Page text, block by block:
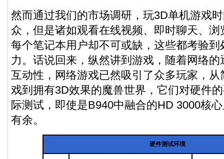
然而通过我们的市场调研，玩3D单机游戏
众，但是诸如观看在线视频、即时聊天、
每个笔记本用户却不可或缺，这些都考验
力。话说回来，纵然讲到游戏，随着网络
互动性，网络游戏已然吸引了众多玩家，
戏到拥有3D效果的魔兽世界，它们对硬件
际测试，即使是B940中融合的HD 3000核
有余。
硬件测试环境